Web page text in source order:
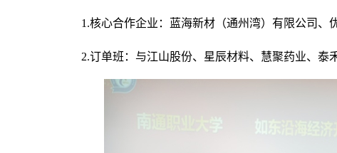
1.核心合作企业：蓝海新材（通州湾）有限公司、
2.订单班：与江山股份、星辰材料、慧聚药业、泰